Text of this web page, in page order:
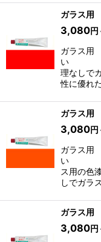
ガラス用
3,080円
ガラス用
い 淡い
理なしで
性に優れ
ガラス用
3,080円
ガラス用
い 淡い
ス用の色
しでガラ
ガラス用
3,080円